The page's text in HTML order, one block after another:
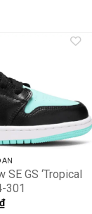
GS ‘Tropical
301
₫